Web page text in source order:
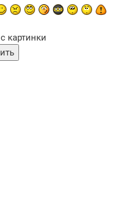
картинки